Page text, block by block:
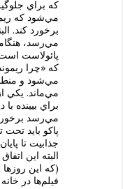
كه براي
مي‌شود كه
برخورد كند.
مي‌رسد،
پائولاست
كه «چرا
مي‌شود و
مي‌ماند. يكي
براي بيينده
مي‌رسد
پاكو بايد تحت
جذابيت تا
البته اين
فيلم‌ها در